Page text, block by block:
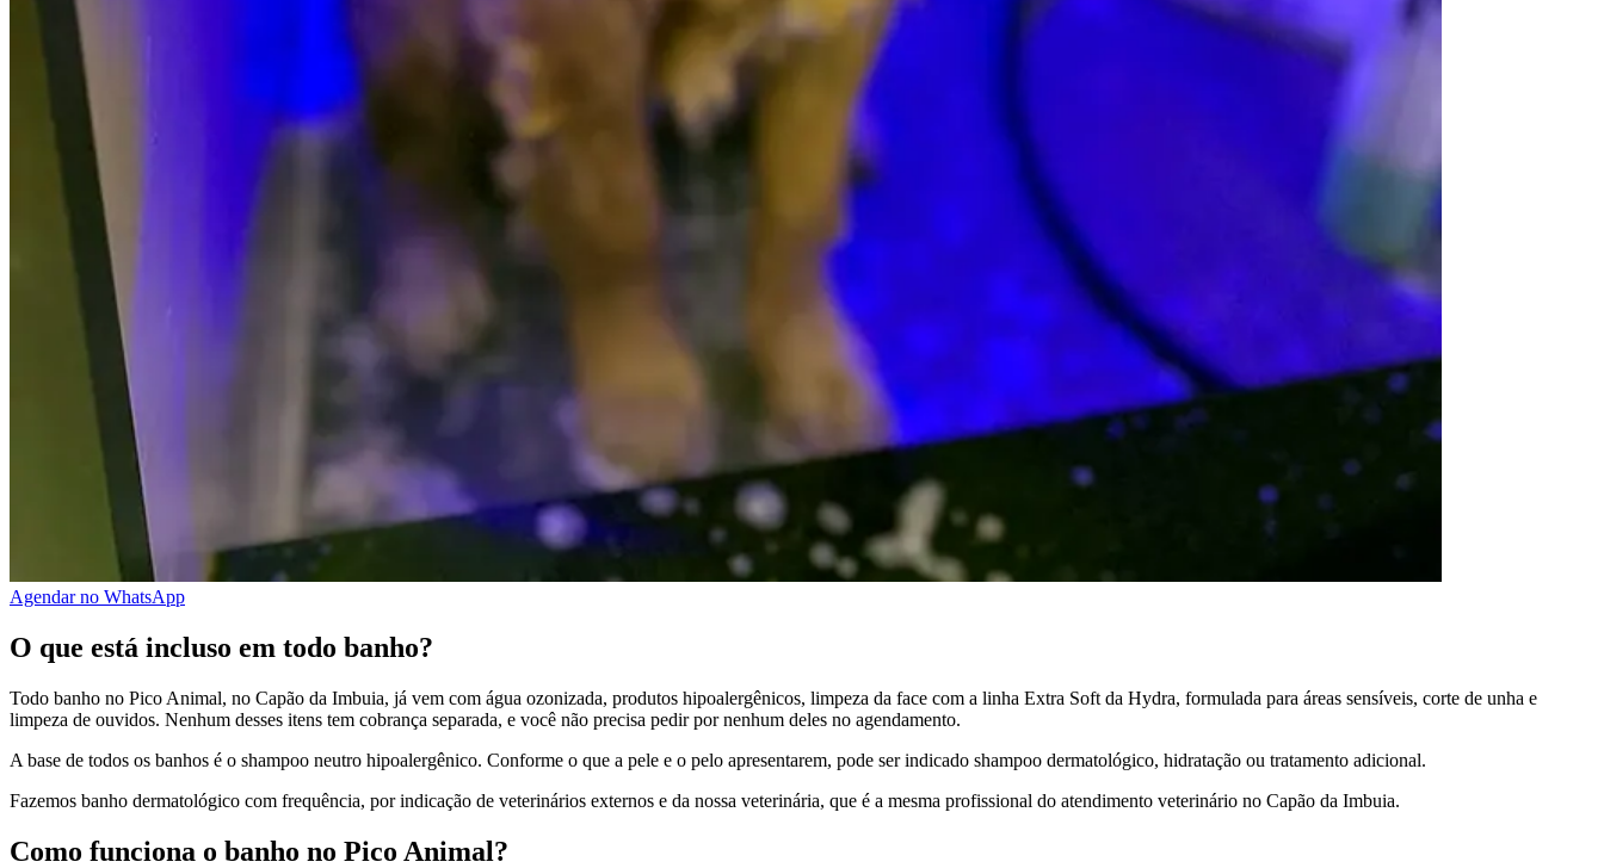
Agendar no WhatsApp
O que está incluso em todo banho?
Todo banho no Pico Animal, no Capão da Imbuia, já vem com água ozonizada, produtos hipoalergênicos, limpeza da face com a linha Extra Soft da Hydra, formulada para áreas sensíveis, corte de unha e
limpeza de ouvidos. Nenhum desses itens tem cobrança separada, e você não precisa pedir por nenhum deles no agendamento.
A base de todos os banhos é o shampoo neutro hipoalergênico. Conforme o que a pele e o pelo apresentarem, pode ser indicado shampoo dermatológico, hidratação ou tratamento adicional.
Fazemos banho dermatológico com frequência, por indicação de veterinários externos e da nossa veterinária, que é a mesma profissional do atendimento veterinário no Capão da Imbuia.
Como funciona o banho no Pico Animal?